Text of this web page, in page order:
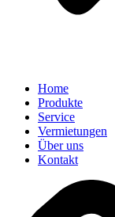
Home
Produkte
Service
Vermietungen
Über uns
Kontakt